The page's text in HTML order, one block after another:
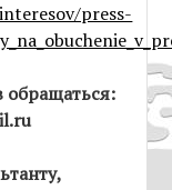
press-
обращаться: